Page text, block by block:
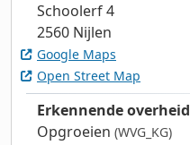
Schoolerf 4
2560 Nijlen
Google Maps
Open Street Map
Erkennende overheid
Opgroeien (WVG_KG)